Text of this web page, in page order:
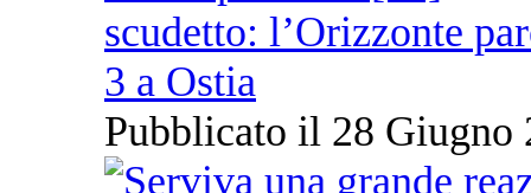
scudetto: l’Orizzonte
3 a Ostia
Pubblicato il 28 Giugno